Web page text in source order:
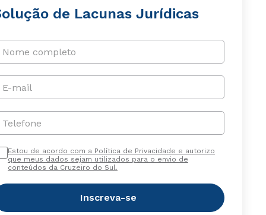
de Lacunas Jurídicas
Nome completo
E-mail
Telefone
Estou de acordo com a Política de Privacidade e autorizo
que meus dados sejam utilizados para o envio de
conteúdos da Cruzeiro do Sul.
Inscreva-se